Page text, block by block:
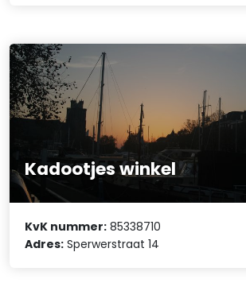
Kadootjes winkel
KvK nummer: 85338710
Adres: Sperwerstraat 14